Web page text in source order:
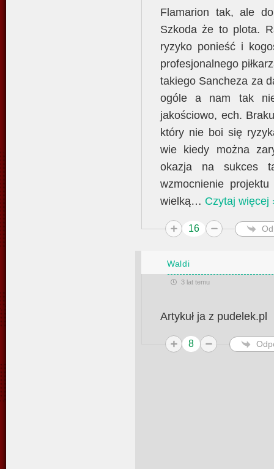
Flamarion tak, ale
Szkoda że to plota.
ryzyko ponieść i
profesjonalnego
takiego Sancheza za
ogóle a nam tak
jakościowo, ech.
który nie boi się
wie kiedy można
okazja na sukces
wzmocnienie
wielką… Czytaj więcej
16
Waldi
3 lat temu
Artykuł ja z pudelek.pl
8